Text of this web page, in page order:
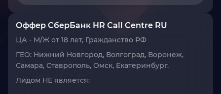
Оффер СберБанк HR Call Centre RU
ЦА - М/Ж от 18 лет, Гражданство РФ
ГЕО: Нижний Новгород, Волгоград, Воронеж,
Самара, Ставрополь, Омск, Екатеринбург.
Лидом НЕ является: